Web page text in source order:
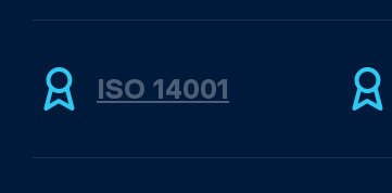
ISO 14001